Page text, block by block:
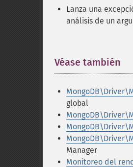
Lanza una
análisis de un
Véase también
global
Manager
Monitoreo del